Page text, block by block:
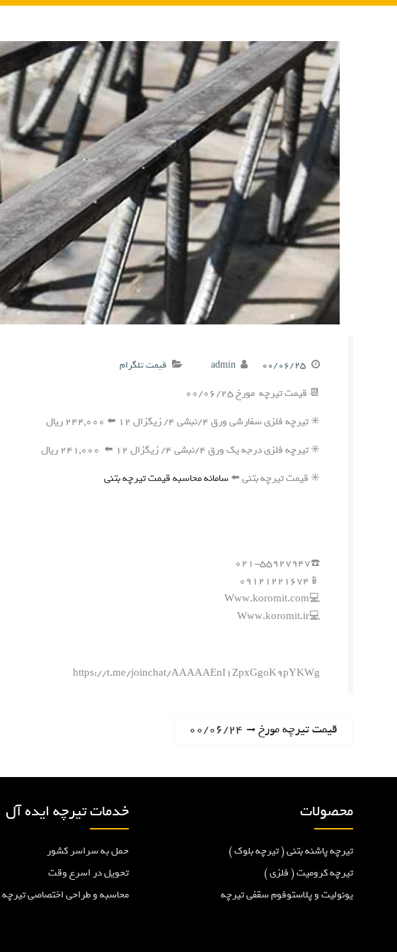
۰۰/۰۶/۲۵ admin قیمت تلگرام
📆 قیمت تیرچه مورخ ۰۰/۰۶/۲۵
✳️ تیرچه فلزی سفارشی ورق ۴/نبشی ۴/ زیگزال ۱۲ ⬅️ ۲۴۴,۰۰۰ ریال
✳️ تیرچه فلزی درجه یک ورق ۴/نبشی ۴/ زیگزال ۱۲ ⬅️ ۲۴۱,۰۰۰ ریال
✳️ قیمت تیرچه بتنی ⬅️سامانه محاسبه قیمت تیرچه بتنی
☎️۰۲۱-۵۵۹۲۷۹۴۷
📱۰۹۱۲۱۲۲۱۶۷۴
💻Www.koromit.com
💻Www.koromit.ir
https://t.me/joinchat/AAAAAEnI1ZpxGgoK9pYKWg
ه
ب
ر
N
t
o
s
t
:
قیمت تیرچه مورخ ۰۰/۰۶/۲۴
خدمات تیرچه ایده آل
حمل به سراسر کشور
تحویل در اسرع وقت
محاسبه و طراحی اختصاصی تیرچه
محصولات
تیرچه پاشنه بتنی ( تیرچه بلوک )
تیرچه کرومیت ( فلزی )
یونولیت و پلاستوفوم سقفی تیرچه